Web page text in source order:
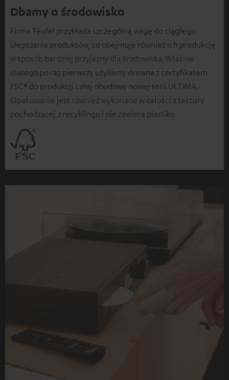
Dbamy o środowisko
Firma Teufel przykłada szczególną wagę do ciągłego
ulepszania produktów, co obejmuje również ich produkcję
w sposób bardziej przyjazny dla środowiska. Właśnie
dlatego po raz pierwszy użyliśmy drewna z certyfikatem
FSC® do produkcji całej obudowy nowej serii ULTIMA.
Opakowanie jest również wykonane w całości z tektury
pochodzącej z recyklingu i nie zawiera plastiku.